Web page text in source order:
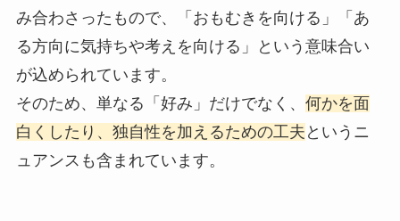
み合わさったもので、「おもむきを向ける」「あ
る方向に気持ちや考えを向ける」という意味合い
が込められています。
そのため、単なる「好み」だけでなく、 何かを面
白くしたり、独自性を加えるための工夫 というニ
ュアンスも含まれています。